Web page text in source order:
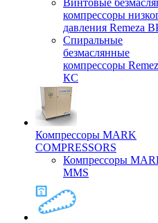
Винтовые
компрессоры
давления Remeza
Спиральные
безмаслянные
компрессоры
КС
Компрессоры MARK
COMPRESSORS
Компрессоры
MMS